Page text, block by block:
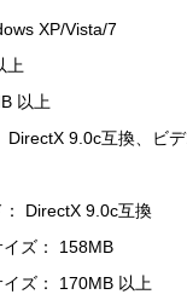
XP/Vista/7
上
以上
DirectX 9.0c互換、ビ
DirectX 9.0c互換
ズ： 158MB
ズ： 170MB 以上